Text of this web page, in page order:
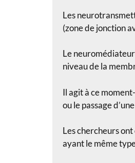
Les
(zone de jonction
Le
niveau de la
Il agit à ce
ou le passage
Les chercheurs
ayant le même